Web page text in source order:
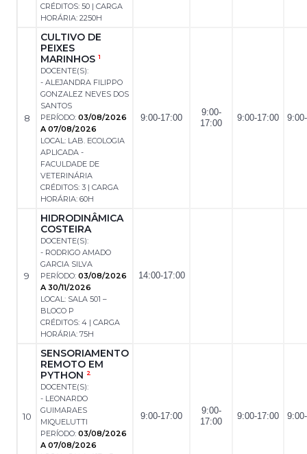
CRÉDITOS: 50 | CARGA
HORÁRIA: 2250H
8
CULTIVO DE
PEIXES
MARINHOS 1
DOCENTE(S):
- ALEJANDRA FILIPPO
GONZALEZ NEVES DOS
SANTOS
PERÍODO: 03/08/2026
A 07/08/2026
LOCAL: LAB. ECOLOGIA
APLICADA -
FACULDADE DE
VETERINÁRIA
CRÉDITOS: 3 | CARGA
HORÁRIA: 60H
9:00-17:00
9:00-
17:00
9:00-17:00
9
HIDRODINÂMICA
COSTEIRA
DOCENTE(S):
- RODRIGO AMADO
GARCIA SILVA
PERÍODO: 03/08/2026
A 30/11/2026
LOCAL: SALA 501 –
BLOCO P
CRÉDITOS: 4 | CARGA
HORÁRIA: 75H
14:00-17:00
10
SENSORIAMENTO
REMOTO EM
PYTHON 2
DOCENTE(S):
- LEONARDO
GUIMARAES
MIQUELUTTI
PERÍODO: 03/08/2026
A 07/08/2026
9:00-17:00
9:00-
17:00
9:00-17:00